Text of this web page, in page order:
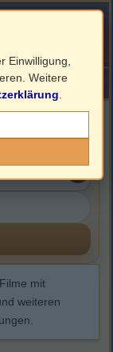
mit
weiteren
Einwilligung,
Weitere